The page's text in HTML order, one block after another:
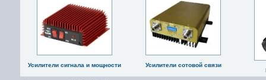
Усилители сигнала и мощности
Усилители сотовой связи